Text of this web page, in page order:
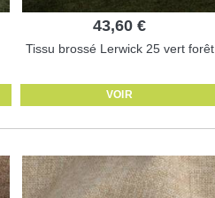
43,60 €
Tissu brossé Lerwick 25 vert forêt
VOIR